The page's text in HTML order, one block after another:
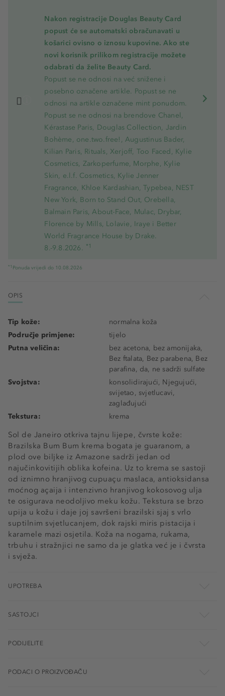
Nakon registracije Douglas Beauty Card
popust će se automatski obračunavati u
košarici ovisno o iznosu kupovine. Ako ste
novi korisnik prilikom registracije možete
odabrati da želite Beauty Card.
Popust se ne odnosi na već snižene i
posebno označene artikle. Popust se ne
odnosi na artikle označene mint ponudom.
Popust se ne odnosi na brendove Chanel,
Kérastase Paris, Douglas Collection, Jardin
Bohème, one.two.free!, Augustinus Bader,
Kilian Paris, Rituals, Xerjoff, Too Faced, Kylie
Cosmetics, Zarkoperfume, Morphe, Kylie
Skin, e.l.f. Cosmetics, Kylie Jenner
Fragrance, Khloe Kardashian, Typebea, NEST
New York, Born to Stand Out, Orebella,
Balmain Paris, About-Face, Mulac, Drybar,
Florence by Mills, Lolavie, Iraye i Better
World Fragrance House by Drake.
8.-9.8.2026. *1
*1 Ponuda vrijedi do 10.08.2026
OPIS
Sol de Janeiro otkriva tajnu lijepe, čvrste kože:
Brazilska Bum Bum krema bogata je guaranom, a
plod ove biljke iz Amazone sadrži jedan od
najučinkovitijih oblika kofeina. Uz to krema se sastoji
od iznimno hranjivog cupuaçu maslaca, antioksidansa
moćnog açaija i intenzivno hranjivog kokosovog ulja
te osigurava neodoljivo meku kožu. Tekstura se brzo
upija u kožu i daje joj savršeni brazilski sjaj s vrlo
suptilnim svjetlucanjem, dok rajski miris pistacija i
karamele mazi osjetila. Koža na nogama, rukama,
trbuhu i stražnjici ne samo da je glatka već je i čvrsta
i svježa.
Tip kože:
normalna koža
Područje primjene:
tijelo
Putna veličina:
bez acetona, bez amonijaka,
Bez ftalata, Bez parabena, Bez
parafina, da, ne sadrži sulfate
Svojstva:
konsolidirajući, Njegujući,
svijetao, svjetlucavi,
zaglađujući
Tekstura:
krema
UPOTREBA
SASTOJCI
PODIJELITE
PODACI O PROIZVOĐAČU